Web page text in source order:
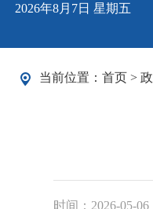
2026年8月7日 星期五
当前位置： 首页 >
时间：2026-05-06